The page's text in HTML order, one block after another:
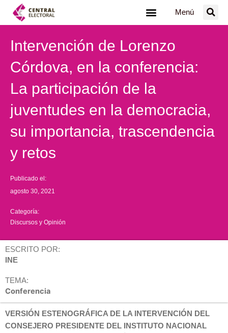
Menú
Intervención de Lorenzo
Córdova, en la conferencia:
La participación de la
juventudes en la democracia,
su importancia, trascendencia
y retos
Publicado el:
agosto 30, 2021
Categoría:
Discursos y Opinión
ESCRITO POR:
INE
TEMA:
Conferencia
VERSIÓN ESTENOGRÁFICA DE LA INTERVENCIÓN DEL
CONSEJERO PRESIDENTE DEL INSTITUTO NACIONAL